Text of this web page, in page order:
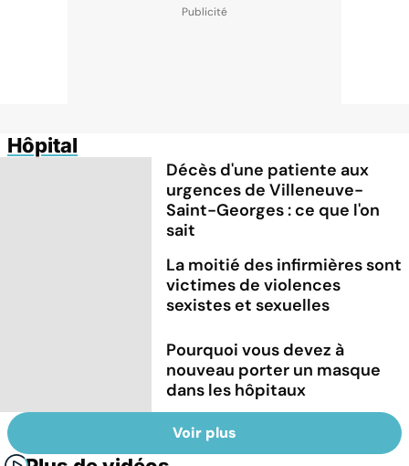
Hôpital
Décès d'une patiente aux
urgences de Villeneuve-
Saint-Georges : ce que l'on
sait
La moitié des infirmières sont
victimes de violences
sexistes et sexuelles
Pourquoi vous devez à
nouveau porter un masque
dans les hôpitaux
Voir plus